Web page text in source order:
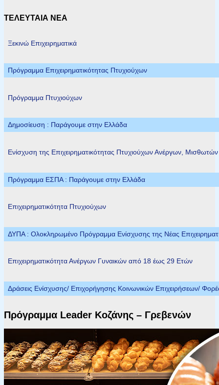
ΤΕΛΕΥΤΑΙΑ ΝΕΑ
Ξεκινώ Επιχειρηματικά
Πρόγραμμα Επιχειρηματικότητας Πτυχιούχων
Πρόγραμμα Πτυχιούχων
Δημοσίευση : Παράγουμε στην Ελλάδα
Ενίσχυση της Επιχειρηματικότητας Πτυχιούχων Ανέργων,
Πρόγραμμα ΕΣΠΑ : Παράγουμε στην Ελλάδα
Επιχειρηματικότητα Πτυχιούχων
ΔΥΠΑ : Ολοκληρωμένο Πρόγραμμα Ενίσχυσης της Νέας
Επιχειρηματικότητα Ανέργων Γυναικών από 18 έως 29 Ετών
Δράσεις Ενίσχυσης/ Επιχορήγησης Κοινωνικών Επιχειρήσεων/
Πρόγραμμα Leader Κοζάνης – Γρεβενών